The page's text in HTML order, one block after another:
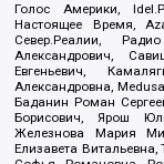
Голос Америки,
Настоящее Время,
Север.Реалии,
Александрович,
Евгеньевич,
Александровна,
Баданин Роман
Борисович, Ярош
Железнова Мария
Елизавета